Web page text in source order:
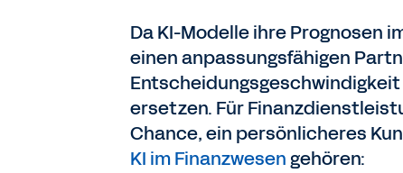
Da KI-Modelle ihre Prognosen
einen anpassungsfähigen
ersetzen. Für
Chance, ein persönlicheres
KI im Finanzwesen gehören: